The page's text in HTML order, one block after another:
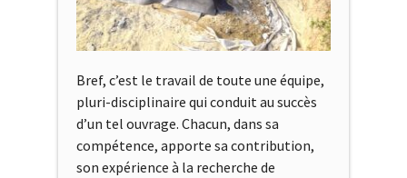
Bref, c’est le travail de toute une équipe,
pluri-disciplinaire qui conduit au succès
d’un tel ouvrage. Chacun, dans sa
compétence, apporte sa contribution,
son expérience à la recherche de